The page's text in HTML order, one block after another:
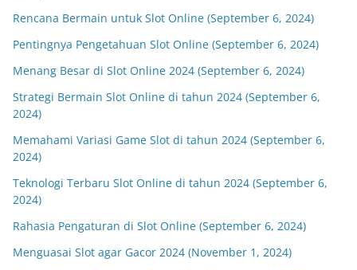
Rencana Bermain untuk Slot Online (September 6, 2024)
Pentingnya Pengetahuan Slot Online (September 6, 2024)
Menang Besar di Slot Online 2024 (September 6, 2024)
Strategi Bermain Slot Online di tahun 2024 (September 6,
2024)
Memahami Variasi Game Slot di tahun 2024 (September 6,
2024)
Teknologi Terbaru Slot Online di tahun 2024 (September 6,
2024)
Rahasia Pengaturan di Slot Online (September 6, 2024)
Menguasai Slot agar Gacor 2024 (November 1, 2024)